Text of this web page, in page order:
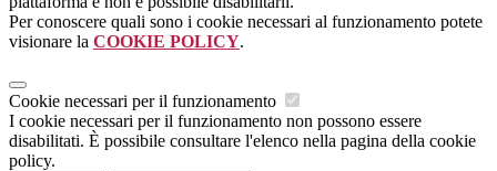
Per conoscere quali sono i cookie necessari al funzionamento potete
visionare la COOKIE POLICY.
Cookie necessari per il funzionamento
I cookie necessari per il funzionamento non possono essere
disabilitati. È possibile consultare l'elenco nella pagina della cookie
policy.